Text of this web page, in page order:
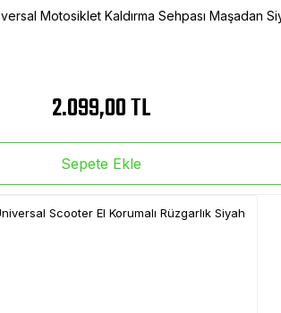
Motosiklet Kaldırma Sehpası Maşadan
2.099,00 TL
Sepete Ekle